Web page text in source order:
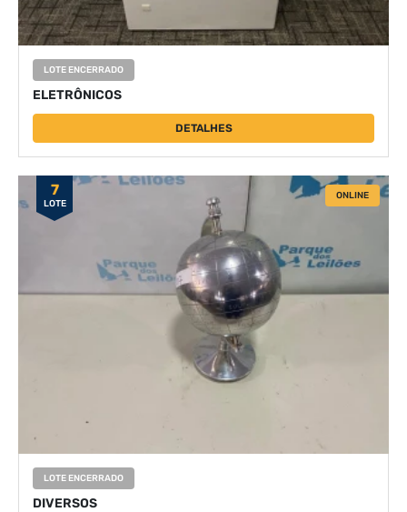
LOTE ENCERRADO
ELETRÔNICOS
DETALHES
7
LOTE
ONLINE
LOTE ENCERRADO
DIVERSOS